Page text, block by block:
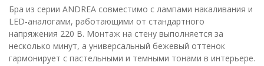
Бра из серии ANDREA совместимо с лампами накаливания и
LED-аналогами, работающими от стандартного
напряжения 220 В. Монтаж на стену выполняется за
несколько минут, а универсальный бежевый оттенок
гармонирует с пастельными и темными тонами в интерьере.